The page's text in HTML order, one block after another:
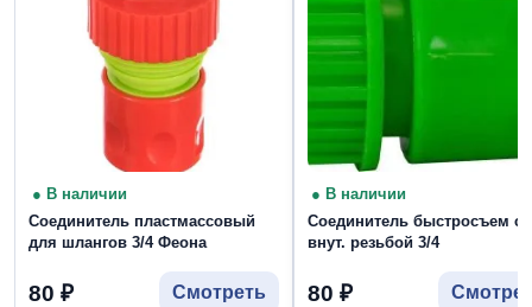
● В наличии
Соединитель пластмассовый
для шлангов 3/4 Феона
80 ₽ Смотреть
● В наличии
Соединитель быстросъем с
внут. резьбой 3/4
80 ₽